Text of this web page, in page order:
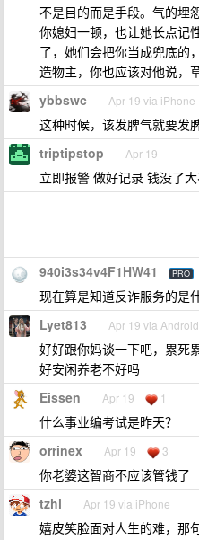
不是目的而是手段。气的埋
你媳妇一顿，也让她长点记
了，她们会把你当成兜底的
造物主，你也应该对他说，
ybbswc Apr 19 via iPhone
这种时候，该发脾气就要发脾
triptipstop Apr 19
立即报警 做好记录 钱没了
940i3s34v4F1HW41 PRO
现在算是知道反诈服务的是
Lyet813 Apr 19 via Android
好好跟你妈谈一下吧，累死
好安闲养老不好吗
Eissen Apr 19 1
什么事业编考试是昨天？
orrinex Apr 19 3
你老婆这智商不应该管钱了
tzhl Apr 19 via iPhone
嬉皮笑脸面对人生的难，那